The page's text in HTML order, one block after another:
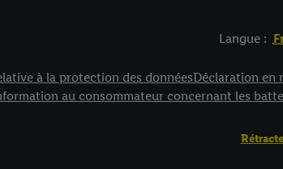
Langue :
à la protection des donnéesDéclaration en
au consommateur concernant les